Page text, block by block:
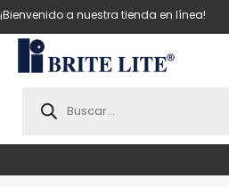
¡Bienvenido a nuestra tienda en línea!
search